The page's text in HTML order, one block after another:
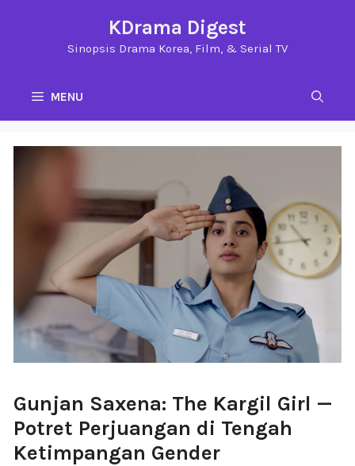
KDrama Digest
Sinopsis Drama Korea, Film, & Serial TV
MENU
Gunjan Saxena: The Kargil Girl —
Potret Perjuangan di Tengah
Ketimpangan Gender